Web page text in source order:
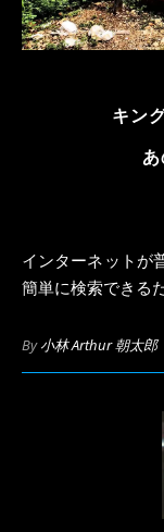
キン
インターネットが普及している現代ならば、鉄道の時刻表を
簡単に検索できる
By小林 Arthur 朝太郎